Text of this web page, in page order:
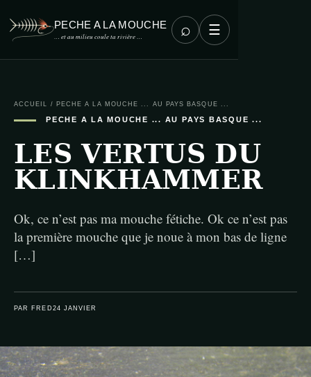
PECHE A LA MOUCHE
… et au milieu coule ta rivière … ⌕ ☰
ACCUEIL / PECHE A LA MOUCHE ... AU PAYS BASQUE ...
PECHE A LA MOUCHE ... AU PAYS BASQUE ...
LES VERTUS DU
KLINKHAMMER
Ok, ce n’est pas ma mouche fétiche. Ok ce n’est pas
la première mouche que je noue à mon bas de ligne
[…]
PAR FRED 24 JANVIER